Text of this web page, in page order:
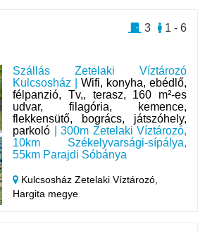
Szállás Zetelaki Víztározó
Kulcsosház |Wifi, konyha, ebédlő,
félpanzió, Tv,, terasz, 160 m²-es
udvar, filagória, kemence,
flekkensütő, bogrács, játszóhely,
parkoló | 300m Zetelaki Víztározó,
10km Székelyvarsági-sípálya,
55km Parajdi Sóbánya
Kulcsosház Zetelaki Víztározó,
Hargita megye
1 - 6
3